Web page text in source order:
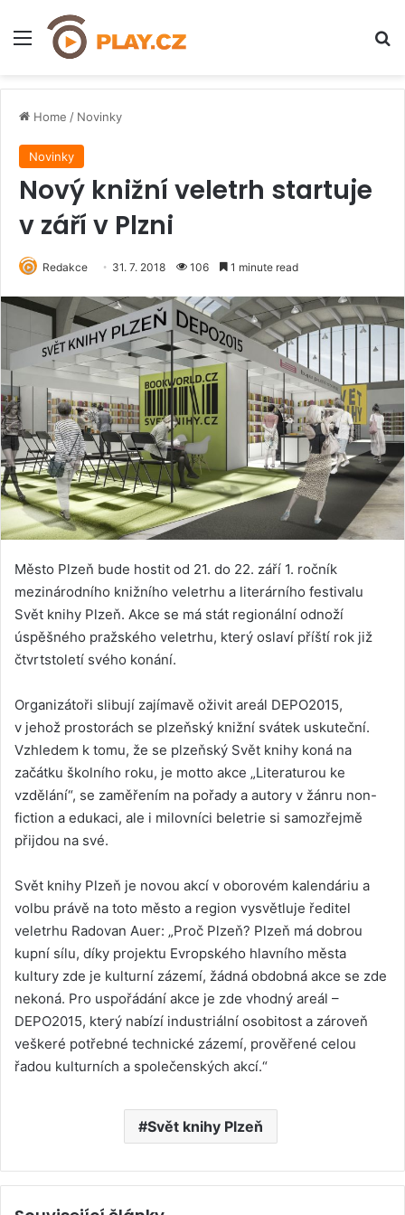
Menu
Home / Novinky
Novinky
Nový knižní veletrh startuje
v září v Plzni
Redakce 31. 7. 2018 106 1 minute read
Město Plzeň bude hostit od 21. do 22. září 1. ročník
mezinárodního knižního veletrhu a literárního festivalu
Svět knihy Plzeň. Akce se má stát regionální odnoží
úspěšného pražského veletrhu, který oslaví příští rok již
čtvrtstoletí svého konání.
Organizátoři slibují zajímavě oživit areál DEPO2015,
v jehož prostorách se plzeňský knižní svátek uskuteční.
Vzhledem k tomu, že se plzeňský Svět knihy koná na
začátku školního roku, je motto akce „Literaturou ke
vzdělání“, se zaměřením na pořady a autory v žánru non-
fiction a edukaci, ale i milovníci beletrie si samozřejmě
přijdou na své.
Svět knihy Plzeň je novou akcí v oborovém kalendáriu a
volbu právě na toto město a region vysvětluje ředitel
veletrhu Radovan Auer: „Proč Plzeň? Plzeň má dobrou
kupní sílu, díky projektu Evropského hlavního města
kultury zde je kulturní zázemí, žádná obdobná akce se zde
nekoná. Pro uspořádání akce je zde vhodný areál –
DEPO2015, který nabízí industriální osobitost a zároveň
veškeré potřebné technické zázemí, prověřené celou
řadou kulturních a společenských akcí.“
Svět knihy Plzeň